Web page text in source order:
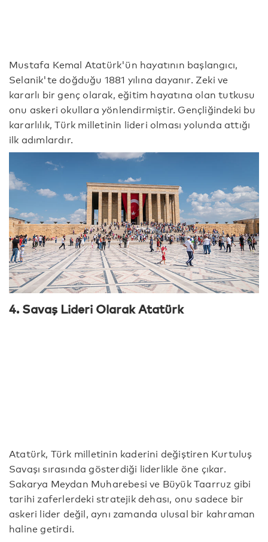
Mustafa Kemal Atatürk'ün hayatının başlangıcı,
Selanik'te doğduğu 1881 yılına dayanır. Zeki ve
kararlı bir genç olarak, eğitim hayatına olan tutkusu
onu askeri okullara yönlendirmiştir. Gençliğindeki bu
kararlılık, Türk milletinin lideri olması yolunda attığı
ilk adımlardır.
4. Savaş Lideri Olarak Atatürk
Atatürk, Türk milletinin kaderini değiştiren Kurtuluş
Savaşı sırasında gösterdiği liderlikle öne çıkar.
Sakarya Meydan Muharebesi ve Büyük Taarruz gibi
tarihi zaferlerdeki stratejik dehası, onu sadece bir
askeri lider değil, aynı zamanda ulusal bir kahraman
haline getirdi.